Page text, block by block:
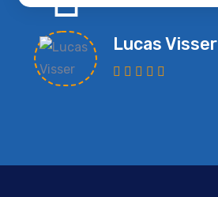
Lucas Visser